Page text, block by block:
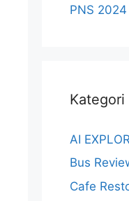
PNS 2024
Kategori
AI
Bus
Cafe